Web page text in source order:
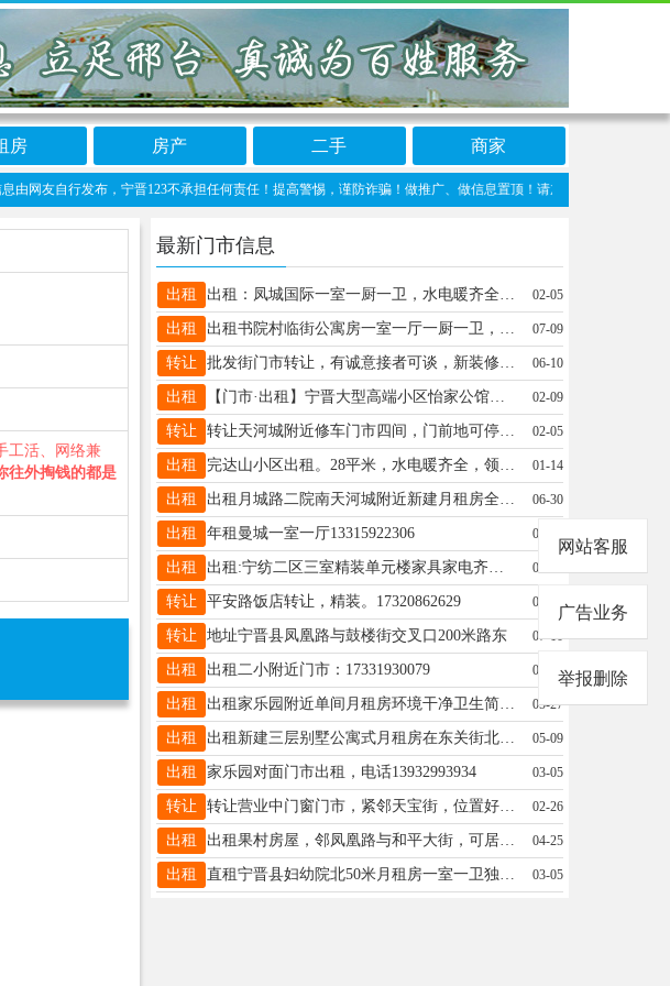
房 房产 二手 商家
网友自行发布，宁晋123不承担任何责任！提高警惕，谨防诈骗！做推广、做信息置顶！请加宁晋123客服微信：
工活、网络兼
往外掏钱的都是
最新门市信息
出租 出租：凤城国际一室一厨一卫，水电暖齐全，带家具家电，拎包入住电话:13831971856 02-05
出租 出租书院村临街公寓房一室一厅一厨一卫，交通方便，拎包入住，15931986087 07-09
转让 批发街门市转让，有诚意接者可谈，新装修，有意者私☎️15100937281 06-10
出租 【门市·出租】宁晋大型高端小区怡家公馆门市一间出租，上下两层，面积120㎡，适合早餐店、奶茶店、餐饮、美容美发、烟酒等等，紧邻天宝街，联系电话15175454100 02-09
转让 转让天河城附近修车门市四间，门前地可停十辆车，带设备一起转，整体转让，整体转让15227752131 02-05
出租 完达山小区出租。28平米，水电暖齐全，领包入住。联系电话13292106888 01-14
出租 出租月城路二院南天河城附近新建月租房全阳面宽敞明亮安静整洁每个房间有独立卫生间全自动洗衣机热水器厨房带橱柜抽油烟机有空调地暖舒适大床大衣柜。免费无线上网电车充电看房电话13473081895 06-30
出租 年租曼城一室一厅13315922306 05-26
出租 出租:宁纺二区三室精装单元楼家具家电齐全，拎包入住，电话13012128769 08-04
转让 平安路饭店转让，精装。17320862629 07-15
转让 地址宁晋县凤凰路与鼓楼街交叉口200米路东 07-10
出租 出租二小附近门市：17331930079 01-09
出租 出租家乐园附近单间月租房环境干净卫生简单家具拎包入住非诚勿扰电话13633297634 05-27
出租 出租新建三层别墅公寓式月租房在东关街北200米路西一幼附近全新设施都是实体墙每个房间有独立卫生间热水器空调抽烟机橱柜舒适大床衣柜餐桌免费无线上网能洗澡做饭电车免费充电环境干净卫生清净舒适电联13473094156 05-09
出租 家乐园对面门市出租，电话13932993934 03-05
转让 转让营业中门窗门市，紧邻天宝街，位置好，人流量大，面积240平米，水电齐全，去年刚装修的展厅，刚换的门头牌，有意做门窗的接手就能干！地址：天宝东街国税局对过蓝卡系统门窗电话：13831926654 02-26
出租 出租果村房屋，邻凤凰路与和平大街，可居住也可做库房，面积300多平，有单独厨房卫生间，院子已建彩钢顶棚，可以进车，看房电话15226838833 04-25
出租 直租宁晋县妇幼院北50米月租房一室一卫独立卫生间整洁卫生月租年租均可，紧邻实验一小妇幼院康桥四季，有意电话联系15369936253 03-05
网站客服
广告业务
举报删除